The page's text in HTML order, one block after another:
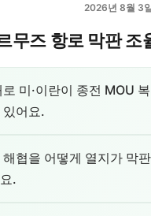
2026년 8월 3
무즈 항로 막판 조
미·이란이 종전 MOU
있어요.
해협을 어떻게 열지가 막판
.